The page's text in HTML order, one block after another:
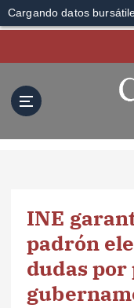
Cargando datos
INE
padrón
dudas